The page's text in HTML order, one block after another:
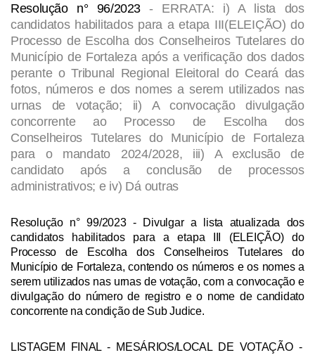
Resolução n° 96/2023 - ERRATA: i) A lista dos
candidatos habilitados para a etapa III(ELEIÇÃO) do
Processo de Escolha dos Conselheiros Tutelares do
Município de Fortaleza após a verificação dos dados
perante o Tribunal Regional Eleitoral do Ceará das
fotos, números e dos nomes a serem utilizados nas
urnas de votação; ii) A convocação divulgação
concorrente ao Processo de Escolha dos
Conselheiros Tutelares do Município de Fortaleza
para o mandato 2024/2028, iii) A exclusão de
candidato após a conclusão de processos
administrativos; e iv) Dá outras
Resolução n° 99/2023- Divulgar a lista atualizada dos
candidatos habilitados para a etapa III (ELEIÇÃO) do
Processo de Escolha dos Conselheiros Tutelares do
Município de Fortaleza, contendo os números e os nomes a
serem utilizados nas urnas de votação, com a convocação e
divulgação do número de registro e o nome de candidato
concorrente na condição de Sub Judice.
LISTAGEM FINAL - MESÁRIOS/LOCAL DE VOTAÇÃO-